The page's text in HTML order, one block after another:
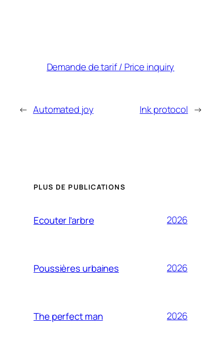
Demande de tarif / Price inquiry
← Automated joy Ink protocol →
PLUS DE PUBLICATIONS
Ecouter l’arbre 2026
Poussières urbaines 2026
The perfect man 2026